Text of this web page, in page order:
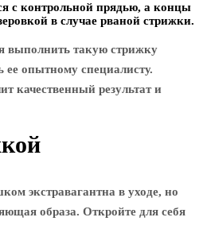
с контрольной прядью, а концы
в случае рваной стрижки.
выполнить такую стрижку
ее опытному специалисту.
качественный результат и
экстравагантна в уходе, но
образа. Откройте для себя